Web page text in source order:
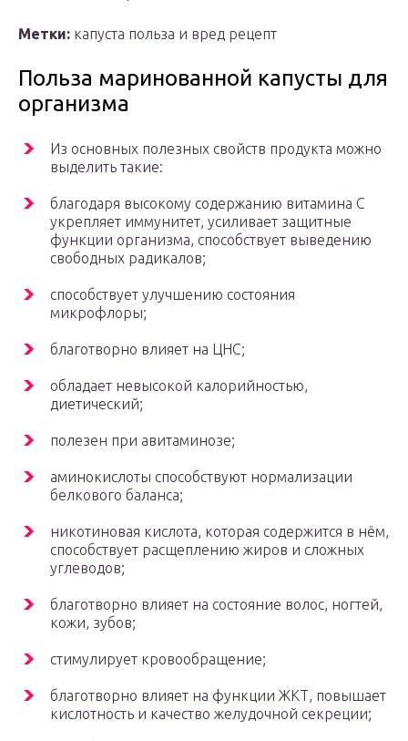
Метки: капуста польза и вред рецепт
Польза маринованной капусты для
организма
Из основных полезных свойств продукта можно
выделить такие:
благодаря высокому содержанию витамина С
укрепляет иммунитет, усиливает защитные
функции организма, способствует выведению
свободных радикалов;
способствует улучшению состояния
микрофлоры;
благотворно влияет на ЦНС;
обладает невысокой калорийностью,
диетический;
полезен при авитаминозе;
аминокислоты способствуют нормализации
белкового баланса;
никотиновая кислота, которая содержится в нём,
способствует расщеплению жиров и сложных
углеводов;
благотворно влияет на состояние волос, ногтей,
кожи, зубов;
стимулирует кровообращение;
благотворно влияет на функции ЖКТ, повышает
кислотность и качество желудочной секреции;